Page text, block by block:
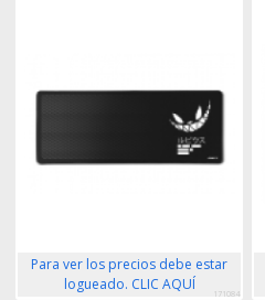
Para ver los precios debe estar
logueado. CLIC AQUÍ
171084